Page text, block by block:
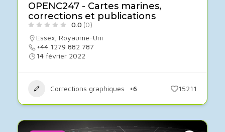
OPENC247 - Cartes marines,
corrections et publications
0.0 (0)
Essex Royaume-Uni
+44 1279 882 787
14 février 2022
Corrections graphiques +6 15211